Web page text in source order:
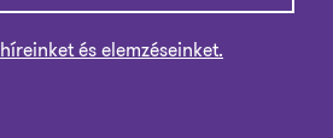
híreinket és elemzéseinket.